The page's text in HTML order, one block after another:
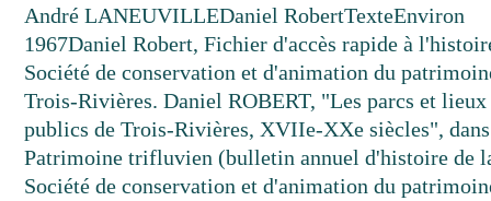
André LANEUVILLEDaniel RobertTexteEnviron
1967Daniel Robert, Fichier d'accès rapide à
Société de conservation et d'animation du
Trois-Rivières. Daniel ROBERT, "Les parcs et lieux
publics de Trois-Rivières, XVIIe-XXe siècles",
Patrimoine trifluvien (bulletin annuel d'histoire de
Société de conservation et d'animation du